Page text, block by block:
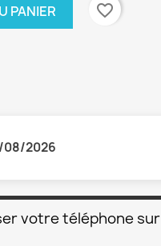
PANIER favorite_border
08/2026
votre téléphone sur